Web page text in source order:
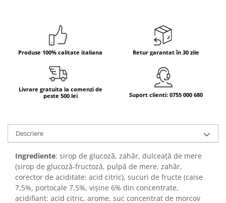
Bauturi aperitive, alcoolice
Apa italiana
Sucuri si bauturi racoritoare
Panettone cozonac italian,
Produse de panificatie
Produse de patiserie
Produse 100% calitate italiana Retur garantat în 30 zile
Livrare gratuita la comenzi de
peste 500 lei
Suport clienti: 0755 000 680
Descriere
Ingrediente: sirop de glucoză, zahăr, dulceață de mere
(sirop de glucoză-fructoză, pulpă de mere, zahăr,
corector de aciditate: acid citric), sucuri de fructe (caise
7,5%, portocale 7,5%, vișine 6% din concentrate,
acidifiant: acid citric, arome, suc concentrat de morcov